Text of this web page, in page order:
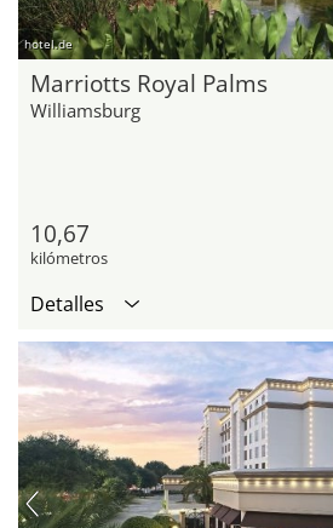
hotel.de
Marriotts Royal Palms
Williamsburg
10,67
kilómetros
Detalles